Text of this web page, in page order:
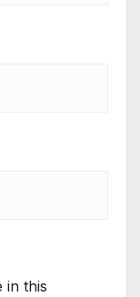
in this